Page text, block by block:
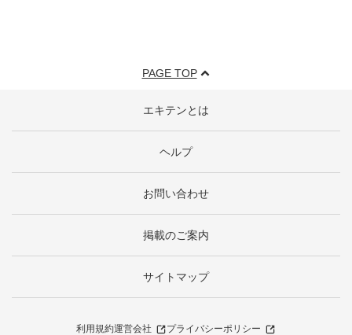
PAGE TOP
エキテンとは
ヘルプ
お問い合わせ
掲載のご案内
サイトマップ
利用規約運営会社
プライバシーポリシー